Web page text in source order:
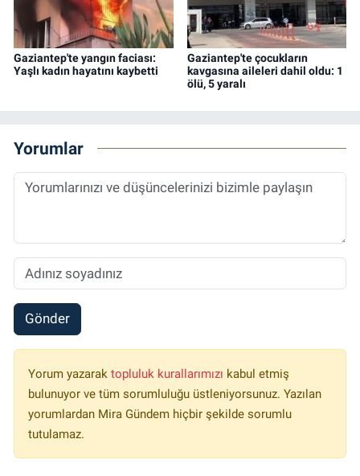
Gaziantep'te yangın faciası:
Yaşlı kadın hayatını kaybetti
Gaziantep'te çocukların
kavgasına aileleri dahil oldu: 1
ölü, 5 yaralı
Yorumlar
Gönder
Yorum yazarak topluluk kurallarımızı kabul etmiş
bulunuyor ve tüm sorumluluğu üstleniyorsunuz. Yazılan
yorumlardan Mira Gündem hiçbir şekilde sorumlu
tutulamaz.